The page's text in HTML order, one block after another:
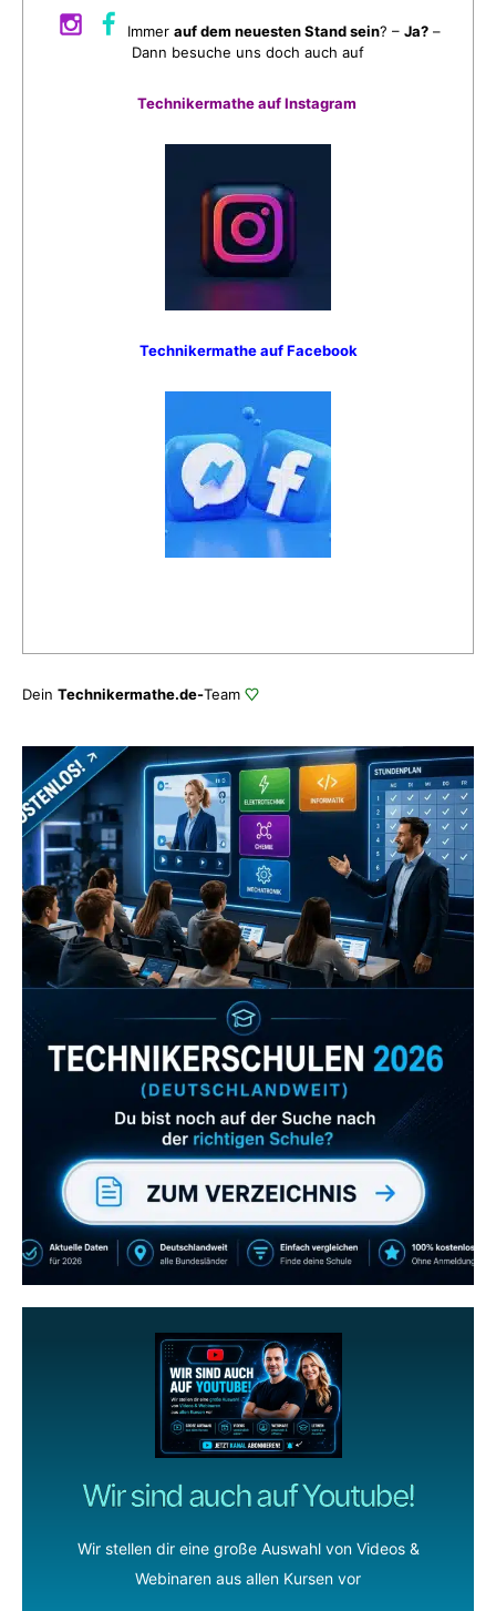
Immer auf dem neuesten Stand sein? – Ja?–
Dann besuche uns doch auch auf
Technikermathe auf Instagram
Technikermathe auf Facebook
Dein Technikermathe.de-Team
Zum Verzeichnis
Wir sind auch auf Youtube!
Wir stellen dir eine große Auswahl von Videos &
Webinaren aus allen Kursen vor
Abonniere uns auch
gerne
wenn dir unsere Videos gefallen!
ZUM YOUTUBE KANAL